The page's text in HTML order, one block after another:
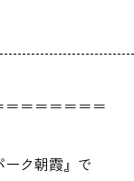
＝＝＝＝＝＝
ク朝霞』で